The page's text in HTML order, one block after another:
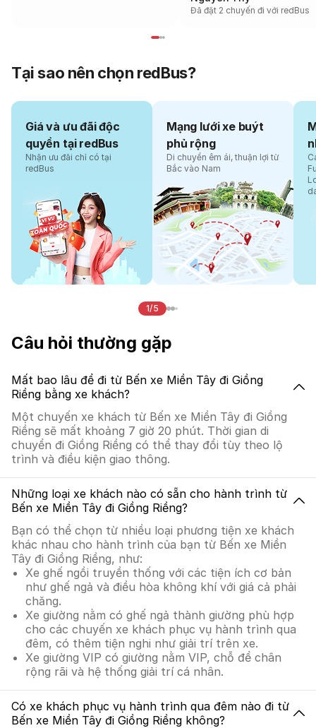
Đã đặt 2 chuyến đi với redBus
Tại sao nên chọn redBus?
Giá và ưu đãi độc
quyền tại redBus
Nhận ưu đãi chỉ có tại
redBus
Mạng lưới xe buýt
phủ rộng
Di chuyển êm ái, thuận lợi từ
Bắc vào Nam
1/5
Câu hỏi thường gặp
Mất bao lâu để đi từ Bến xe Miền Tây đi Giồng
Riềng bằng xe khách?
Một chuyến xe khách từ Bến xe Miền Tây đi Giồng
Riềng sẽ mất khoảng 7 giờ 20 phút. Thời gian di
chuyển đi Giồng Riềng có thể thay đổi tùy theo lộ
trình và điều kiện giao thông.
Những loại xe khách nào có sẵn cho hành trình từ
Bến xe Miền Tây đi Giồng Riềng?
Bạn có thể chọn từ nhiều loại phương tiện xe khách
khác nhau cho hành trình của bạn từ Bến xe Miền
Tây đi Giồng Riềng, như:
Xe ghế ngồi truyền thống với các tiện ích cơ bản
như ghế ngả và điều hòa không khí với giá cả phải
chăng.
Xe giường nằm có ghế ngả thành giường phù hợp
cho các chuyến xe khách phục vụ hành trình qua
đêm, có thêm tiện nghi như giải trí trên xe.
Xe giường VIP có giường nằm VIP, chỗ để chân
rộng rãi và hệ thống giải trí cá nhân.
Có xe khách phục vụ hành trình qua đêm nào đi từ
Bến xe Miền Tây đi Giồng Riềng không?